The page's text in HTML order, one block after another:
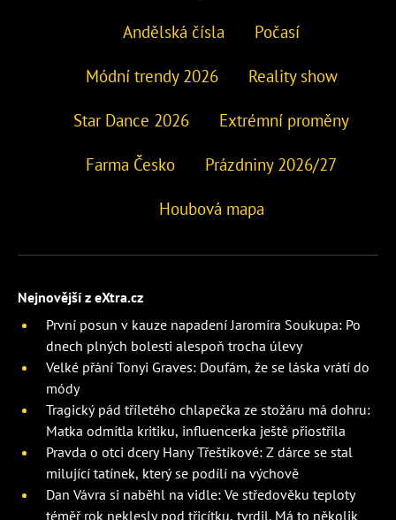
Andělská čísla Počasí
Módní trendy 2026 Reality show
Star Dance 2026 Extrémní proměny
Farma Česko Prázdniny 2026/27
Houbová mapa
Nejnovější z eXtra.cz
První posun v kauze napadení Jaromíra Soukupa: Po
dnech plných bolesti alespoň trocha úlevy
Velké přání Tonyi Graves: Doufám, že se láska vrátí do
módy
Tragický pád tříletého chlapečka ze stožáru má dohru:
Matka odmítla kritiku, influencerka ještě přiostřila
Pravda o otci dcery Hany Třeštíkové: Z dárce se stal
milující tatínek, který se podílí na výchově
Dan Vávra si naběhl na vidle: Ve středověku teploty
téměř rok neklesly pod třicítku, tvrdil. Má to několik